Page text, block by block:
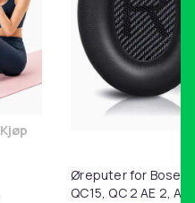
Legg Magetrener, 6-rørs
Kjøp
Øreputer for Bose
QC15, QC 2 AE 2, AE